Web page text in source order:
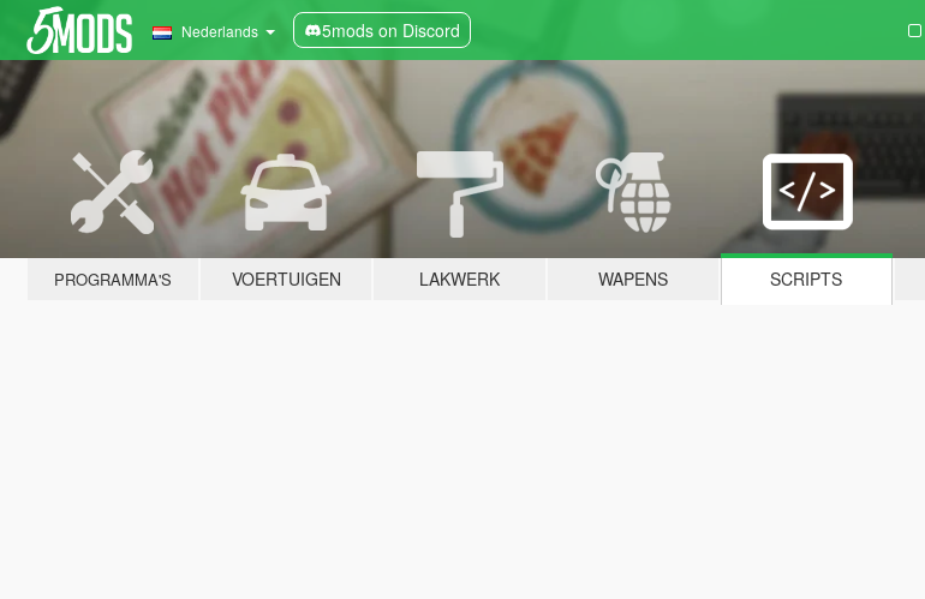
Nederlands 5mods on Discord
PROGRAMMA'S VOERTUIGEN LAKWERK WAPENS SCRIPTS